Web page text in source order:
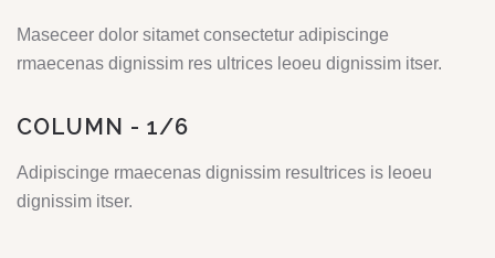
Maseceer dolor sitamet consectetur adipiscinge
rmaecenas dignissim res ultrices leoeu dignissim itser.
COLUMN - 1/6
Adipiscinge rmaecenas dignissim resultrices is leoeu
dignissim itser.